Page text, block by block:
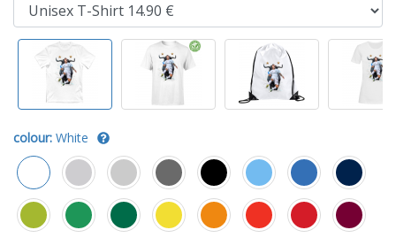
colour: White